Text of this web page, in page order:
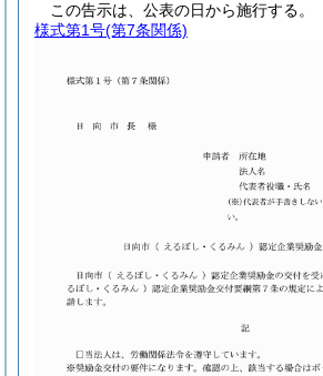
この告示は、公表の日から施行する。
様式第1号(第7条関係)